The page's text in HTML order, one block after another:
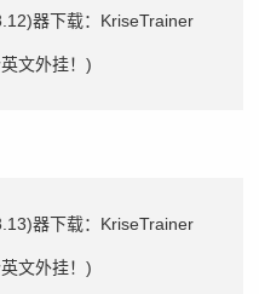
器下载： KriseTrainer
文外挂！)
器下载： KriseTrainer
文外挂！)